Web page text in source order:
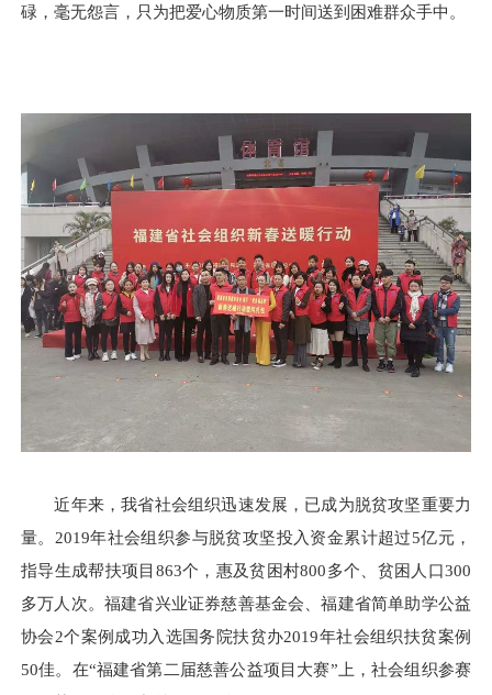
碌，毫无怨言，只为把爱心物质第一时间送到困难群众手中。
近年来，我省社会组织迅速发展，已成为脱贫攻坚重要力
量。2019年社会组织参与脱贫攻坚投入资金累计超过5亿元，
指导生成帮扶项目863个，惠及贫困村800多个、贫困人口300
多万人次。福建省兴业证券慈善基金会、福建省简单助学公益
协会2个案例成功入选国务院扶贫办2019年社会组织扶贫案例
50佳。在“福建省第二届慈善公益项目大赛”上，社会组织参赛